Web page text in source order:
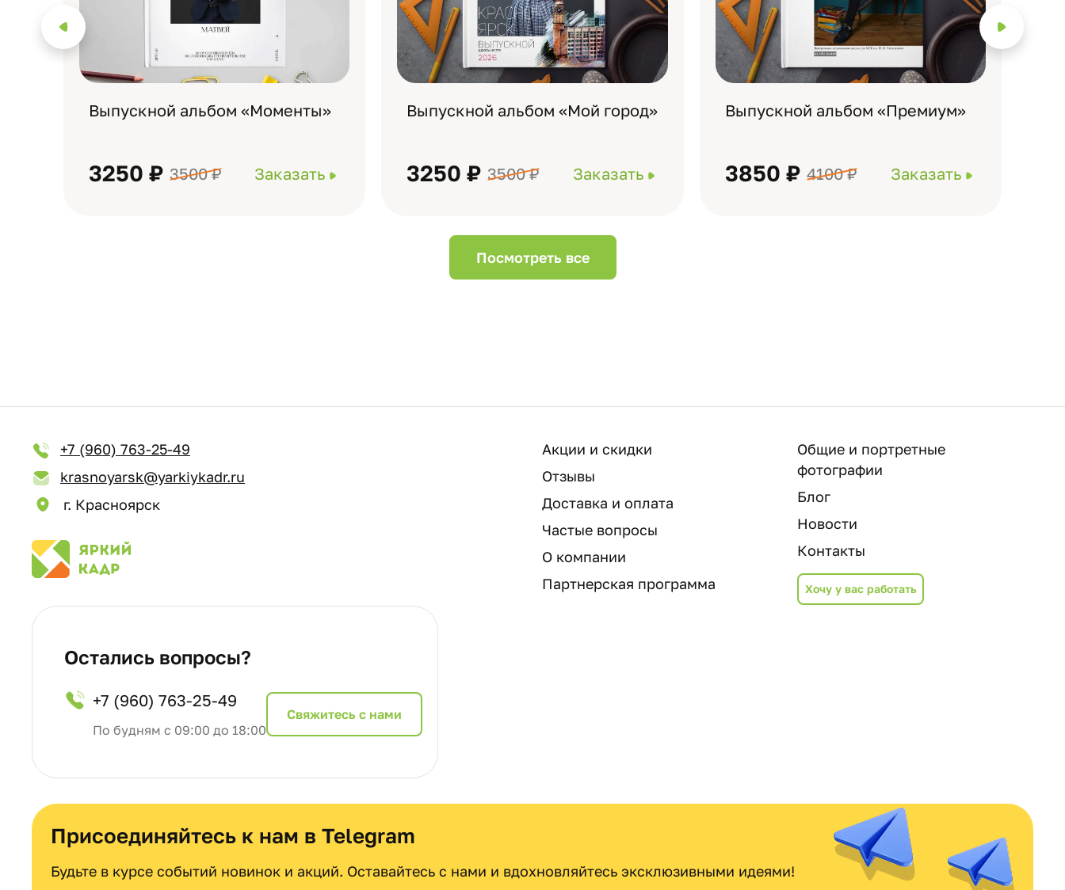
Выпускной альбом «Моменты»
3250 ₽ 3500 ₽ Заказать
Выпускной альбом «Мой город»
3250 ₽ 3500 ₽ Заказать
Выпускной альбом «Премиум»
3850 ₽ 4100 ₽ Заказать
Посмотреть все
+7 (960) 763-25-49
krasnoyarsk@yarkiykadr.ru
г. Красноярск
Акции и скидки
Отзывы
Доставка и оплата
Частые вопросы
О компании
Партнерская программа
Общие и портретные
фотографии
Блог
Новости
Контакты
Хочу у вас работать
Остались вопросы?
+7 (960) 763-25-49
По будням с 09:00 до 18:00
Cвяжитесь с нами
Присоединяйтесь к нам в Telegram
Будьте в курсе событий новинок и акций. Оставайтесь с нами и вдохновляйтесь эксклюзивными идеями!